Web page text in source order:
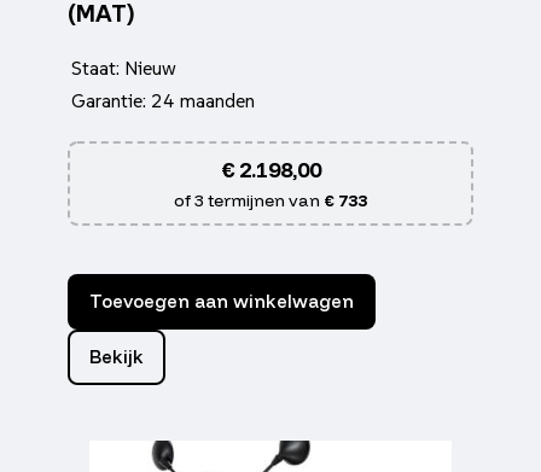
(MAT)
Staat: Nieuw
Garantie: 24 maanden
€2.198,00
of 3 termijnen van € 733
Toevoegen aan winkelwagen
Bekijk